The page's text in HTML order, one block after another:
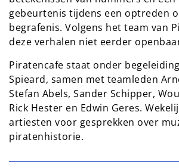
gebeurtenis tijdens een optreden
begrafenis. Volgens het team van
deze verhalen niet eerder
Piratencafe staat onder
Spieard, samen met teamleden
Stefan Abels, Sander Schipper,
Rick Hester en Edwin Geres.
artiesten voor gesprekken over
piratenhistorie.